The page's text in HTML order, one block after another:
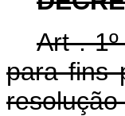
Art .
para fins